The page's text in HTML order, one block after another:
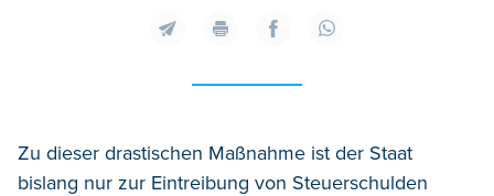
Zu dieser drastischen Maßnahme ist der Staat
bislang nur zur Eintreibung von Steuerschulden